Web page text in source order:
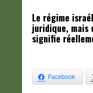
Le régime
juridique, mais
signifie
Facebook